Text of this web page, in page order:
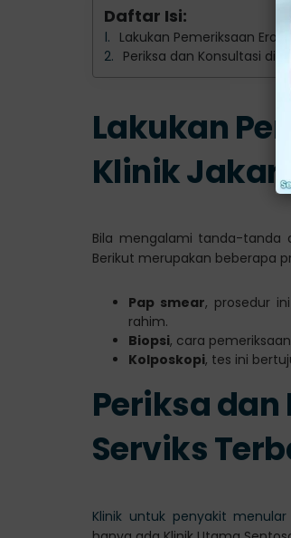
Daftar Isi:
Lakukan Pemeriksaan
Periksa dan Konsultasi di
Lakukan
Klinik
Bila mengalami tanda-tanda
Berikut merupakan beberapa
Pap smear, prosedur
rahim.
Biopsi, cara
Kolposkopi, tes ini
Periksa dan
Serviks
Klinik untuk penyakit menular